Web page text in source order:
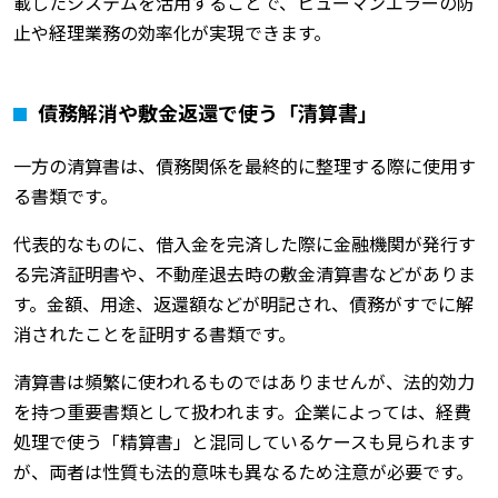
止や経理業務の効率化が実現できます。
債務解消や敷金返還で使う「清算書」
一方の清算書は、債務関係を最終的に整理する際に使用す
る書類です。
代表的なものに、借入金を完済した際に金融機関が発行す
る完済証明書や、不動産退去時の敷金清算書などがありま
す。金額、用途、返還額などが明記され、債務がすでに解
消されたことを証明する書類です。
清算書は頻繁に使われるものではありませんが、法的効力
を持つ重要書類として扱われます。企業によっては、経費
処理で使う「精算書」と混同しているケースも見られます
が、両者は性質も法的意味も異なるため注意が必要です。